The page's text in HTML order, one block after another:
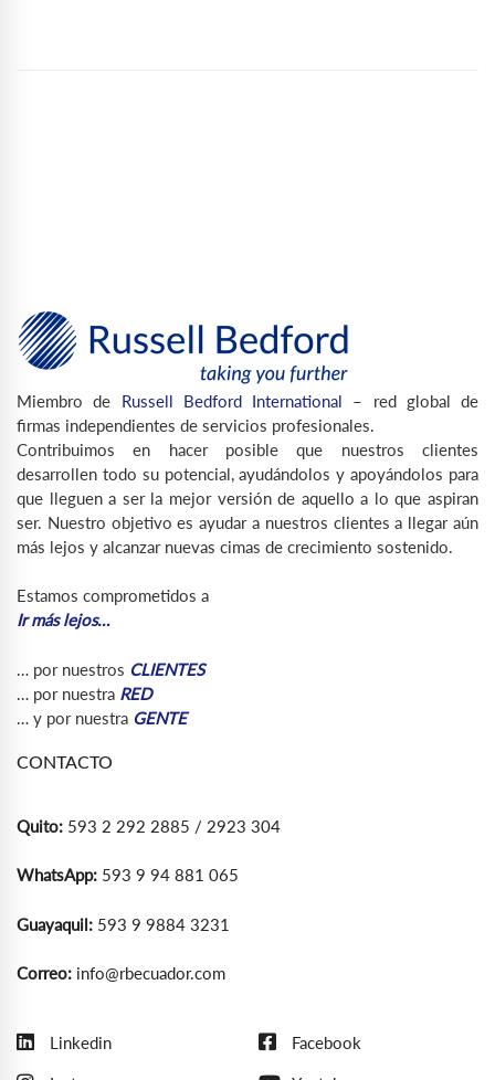
Miembro de Russell Bedford International – red global de
firmas independientes de servicios profesionales.
Contribuimos en hacer posible que nuestros clientes
desarrollen todo su potencial, ayudándolos y apoyándolos para
que lleguen a ser la mejor versión de aquello a lo que aspiran
ser. Nuestro objetivo es ayudar a nuestros clientes a llegar aún
más lejos y alcanzar nuevas cimas de crecimiento sostenido.
Estamos comprometidos a
Ir más lejos…
… por nuestros CLIENTES
… por nuestra RED
… y por nuestra GENTE
CONTACTO
Quito: 593 2 292 2885 / 2923 304
WhatsApp: 593 9 94 881 065
Guayaquil: 593 9 9884 3231
Correo: info@rbecuador.com
Linkedin Facebook